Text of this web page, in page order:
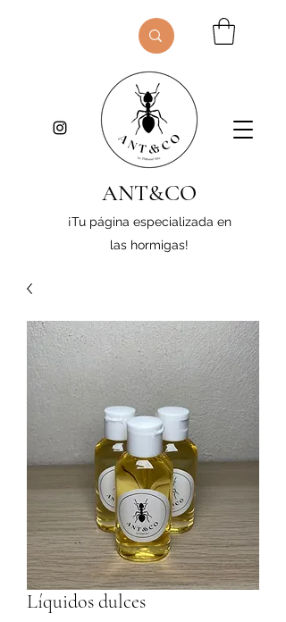
ANT&CO
¡Tu página especializada en
las hormigas!
Líquidos dulces